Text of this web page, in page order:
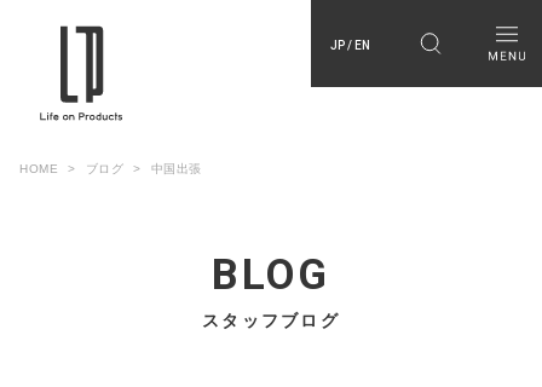
JP / EN
HOME ブログ 中国出張
BLOG
スタッフブログ